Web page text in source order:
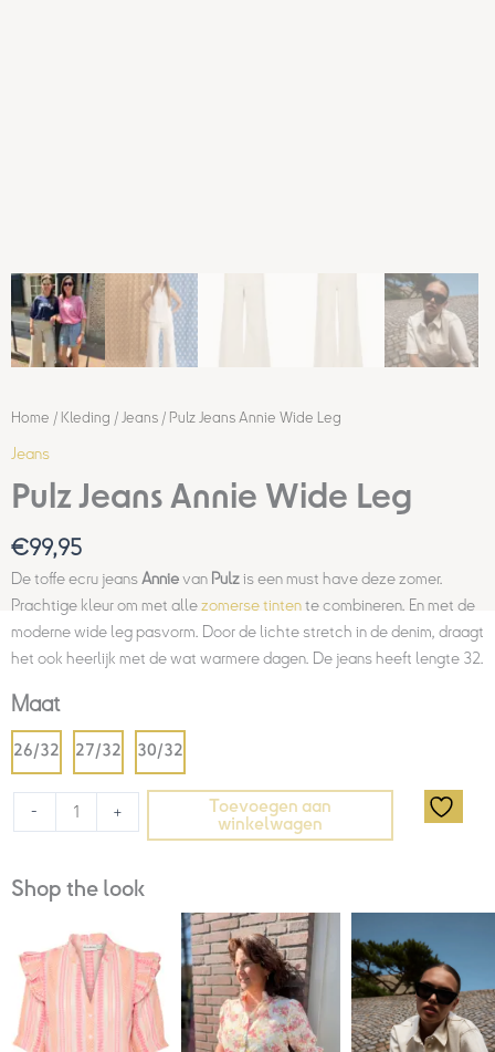
Home / Kleding / Jeans / Pulz Jeans Annie Wide Leg
Jeans
Pulz Jeans Annie Wide Leg
€99,95
De toffe ecru jeans Annievan Pulzis een must have deze zomer.
Prachtige kleur om met allezomerse tintente combineren. En met de
moderne wide leg pasvorm. Door de lichte stretch in de denim, draagt
het ook heerlijk met de wat warmere dagen. De jeans heeft lengte 32.
Maat
26/32 27/32 30/32
- +
Toevoegen aan
winkelwagen
Shop the look